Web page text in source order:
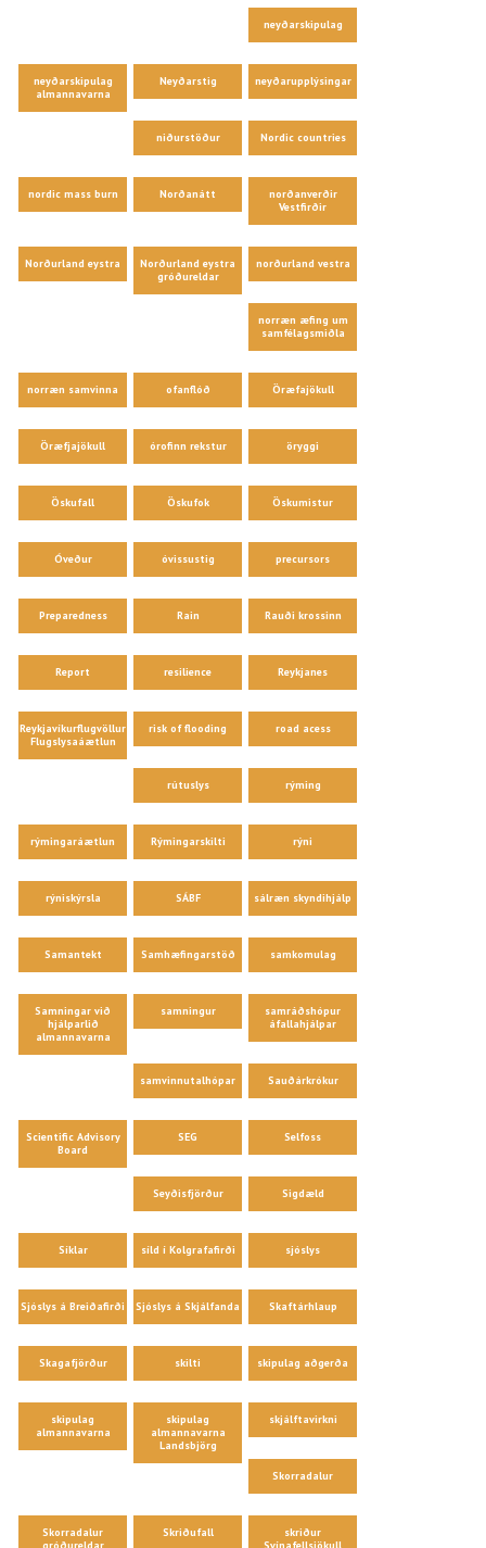
neyðarskipulag
neyðarskipulag
almannavarna
Neyðarstig neyðarupplýsingar
niðurstöður Nordic countries
nordic mass burn Norðanátt
norðanverðir
Vestfirðir
Norðurland eystra
Norðurland eystra
gróðureldar
norðurland vestra
norræn æfing um
samfélagsmiðla
norræn samvinna ofanflóð Öræfajökull
Öræfjajökull órofinn rekstur öryggi
Öskufall Öskufok Öskumistur
Óveður óvissustig precursors
Preparedness Rain Rauði krossinn
Report resilience Reykjanes
Reykjavíkurflugvöllur
Flugslysaáætlun
risk of flooding road acess
rútuslys rýming
rýmingaráætlun Rýmingarskilti rýni
rýniskýrsla SÁBF sálræn skyndihjálp
Samantekt Samhæfingarstöð samkomulag
Samningar við
hjálparlið
almannavarna
samningur
samráðshópur
áfallahjálpar
samvinnutalhópar Sauðárkrókur
Scientific Advisory
Board
SEG Selfoss
Seyðisfjörður Sigdæld
Síklar síld í Kolgrafafirði sjóslys
Sjóslys á Breiðafirði Sjóslys á Skjálfanda Skaftárhlaup
Skagafjörður skilti skipulag aðgerða
skipulag
almannavarna
skipulag
almannavarna
Landsbjörg
skjálftavirkni
Skorradalur
Skorradalur
Skriðufall
skriður